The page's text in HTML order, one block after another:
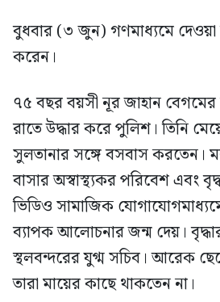
বুধবার (৩ জুন) গণমাধ্যমে দেওয়া
করেন।
৭৫ বছর বয়সী নূর জাহান
রাতে উদ্ধার করে পুলিশ। তিনি
সুলতানার সঙ্গে বসবাস করতেন।
বাসার অস্বাস্থ্যকর পরিবেশ এবং
ভিডিও সামাজিক
ব্যাপক আলোচনার জন্ম দেয়।
স্থলবন্দরের যুগ্ম সচিব। আরেক
তারা মায়ের কাছে থাকতেন না।